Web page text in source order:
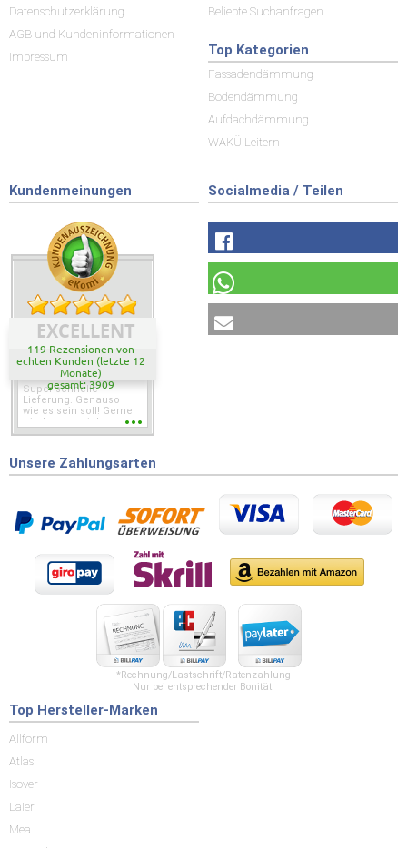
Datenschutzerklärung
AGB und Kundeninformationen
Impressum
Beliebte Suchanfragen
Top Kategorien
Fassadendämmung
Bodendämmung
Aufdachdämmung
WAKÜ Leitern
Kundenmeinungen
EXCELLENT
119 Rezensionen von
echten Kunden (letzte 12
Monate)
gesamt: 3909
Super schnelle
Lieferung. Genauso
wie es sein soll! Gerne
wieder wenn ich was
Socialmedia / Teilen
Unsere Zahlungsarten
*Rechnung/Lastschrift/Ratenzahlung
Nur bei entsprechender Bonität!
Top Hersteller-Marken
Allform
Atlas
Isover
Laier
Mea